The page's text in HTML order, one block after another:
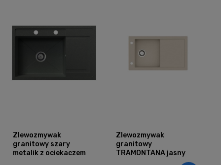
Zlewozmywak
granitowy szary
metalik z ociekaczem
Zlewozmywak
granitowy
TRAMONTANA jasny